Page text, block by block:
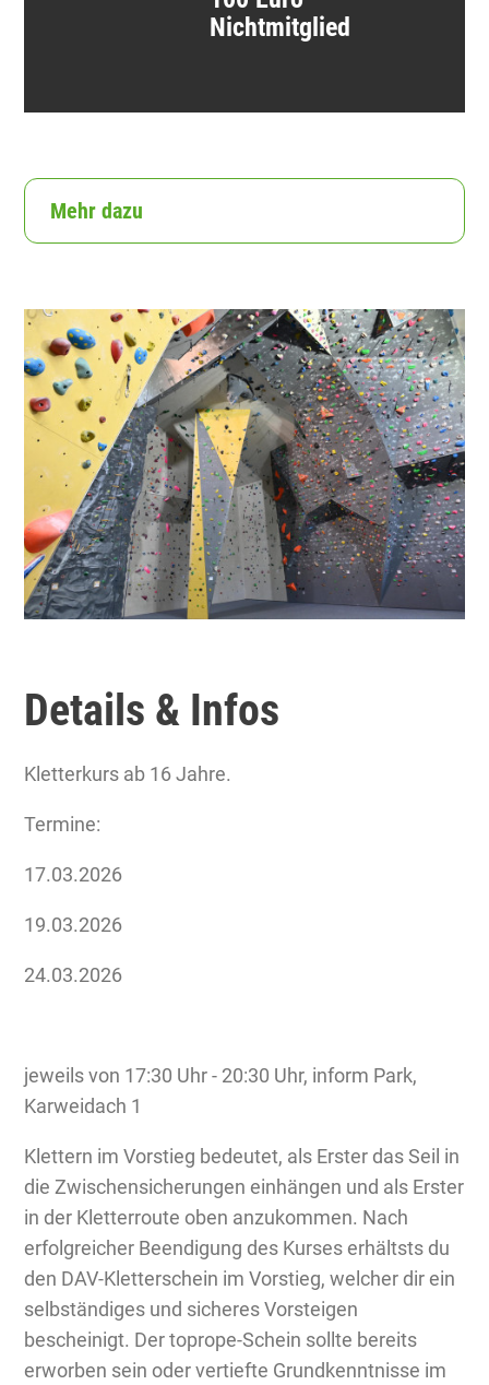
Nichtmitglied
Mehr dazu
Details & Infos
Kletterkurs ab 16 Jahre.
Termine:
17.03.2026
19.03.2026
24.03.2026
jeweils von 17:30 Uhr - 20:30 Uhr, inform Park,
Karweidach 1
Klettern im Vorstieg bedeutet, als Erster das Seil in
die Zwischensicherungen einhängen und als Erster
in der Kletterroute oben anzukommen. Nach
erfolgreicher Beendigung des Kurses erhältsts du
den DAV-Kletterschein im Vorstieg, welcher dir ein
selbständiges und sicheres Vorsteigen
bescheinigt. Der toprope-Schein sollte bereits
erworben sein oder vertiefte Grundkenntnisse im